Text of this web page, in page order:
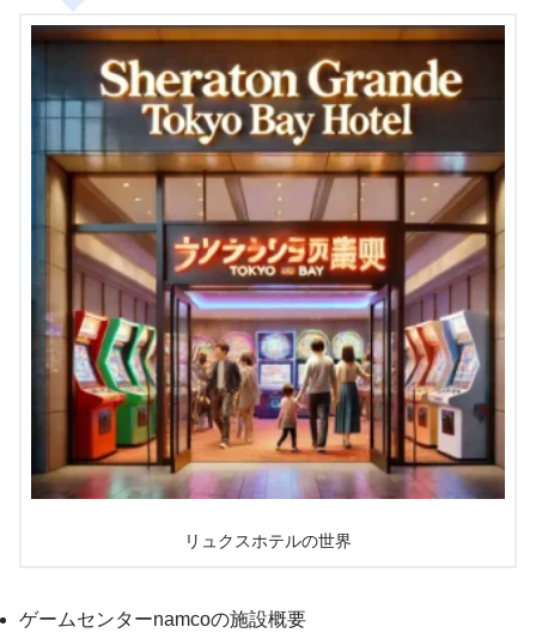
リュクスホテルの世界
ゲームセンターnamcoの施設概要